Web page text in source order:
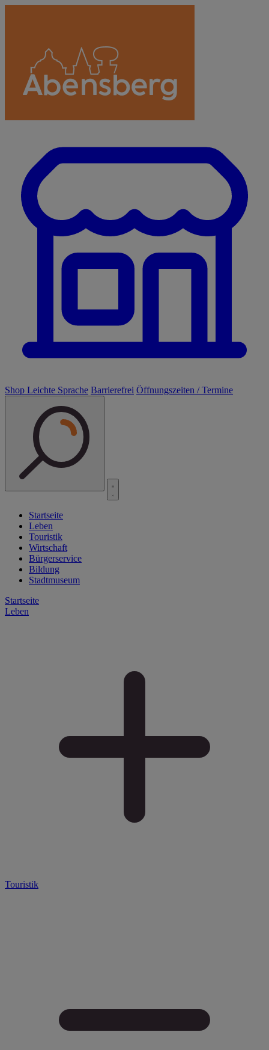
Shop Leichte Sprache Barrierefrei Öffnungszeiten / Termine
Startseite
Leben
Touristik
Wirtschaft
Bürgerservice
Bildung
Stadtmuseum
Startseite
Leben
Touristik